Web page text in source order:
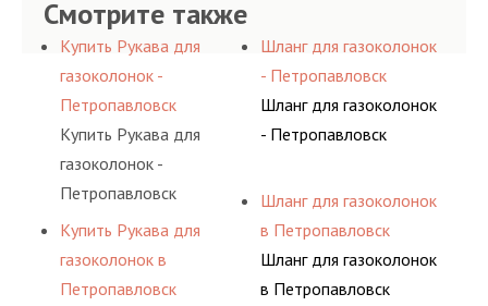
Смотрите также
Купить Рукава для
газоколонок -
Петропавловск
Купить Рукава для
газоколонок -
Петропавловск
Купить Рукава для
газоколонок в
Петропавловск
Шланг для газоколонок
- Петропавловск
Шланг для газоколонок
- Петропавловск
Шланг для газоколонок
в Петропавловск
Шланг для газоколонок
в Петропавловск